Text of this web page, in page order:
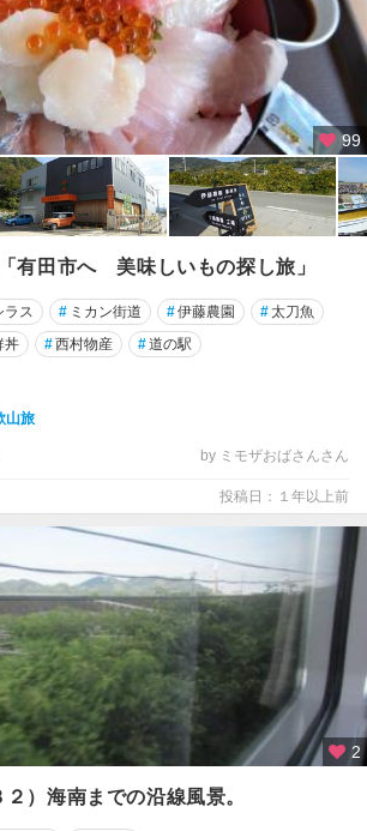
99
有田市へ 美味しいもの探し旅」
ラス # ミカン街道 #伊藤農園 #太刀魚
丼 #西村物産 #道の駅
山旅
by ミモザおばさんさん
投稿日：１年以上前
2
）海南までの沿線風景。